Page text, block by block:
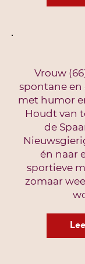
Vrouw
spontane en
met humor
Houdt van
de
én naar
sportieve
zomaar